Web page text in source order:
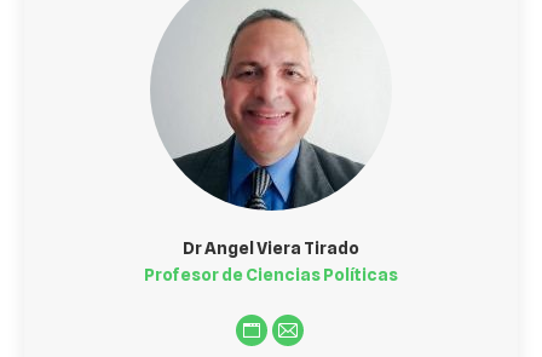
Dr Angel Viera Tirado
Profesor de Ciencias Políticas
Personal
E-